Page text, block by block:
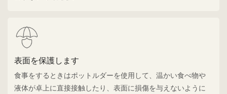
表面を保護します
食事をするときはポットルダーを使用して、温かい食べ物や
液体が卓上に直接接触したり、表面に損傷を与えないように